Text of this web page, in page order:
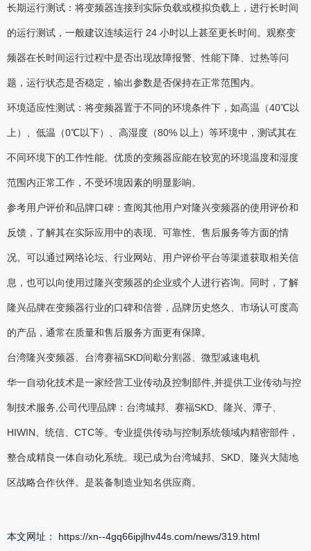
长期运行测试：将变频器连接到实际负载或模拟负载上，进行长时间
的运行测试，一般建议连续运行 24 小时以上甚至更长时间。观察变
频器在长时间运行过程中是否出现故障报警、性能下降、过热等问
题，运行状态是否稳定，输出参数是否保持在正常范围内。
环境适应性测试：将变频器置于不同的环境条件下，如高温（40℃以
上）、低温（0℃以下）、高湿度（80% 以上）等环境中，测试其在
不同环境下的工作性能。优质的变频器应能在较宽的环境温度和湿度
范围内正常工作，不受环境因素的明显影响。
参考用户评价和品牌口碑：查阅其他用户对隆兴变频器的使用评价和
反馈，了解其在实际应用中的表现、可靠性、售后服务等方面的情
况。可以通过网络论坛、行业网站、用户评价平台等渠道获取相关信
息，也可以向使用过隆兴变频器的企业或个人进行咨询。同时，了解
隆兴品牌在变频器行业的口碑和信誉，品牌历史悠久、市场认可度高
的产品，通常在质量和售后服务方面更有保障。
台湾隆兴变频器、台湾赛福SKD间歇分割器、微型减速电机
华一自动化技术是一家经营工业传动及控制部件,并提供工业传动与控
制技术服务,公司代理品牌：台湾城邦、赛福SKD、隆兴、潭子、
HIWIN、统信、CTC等。专业提供传动与控制系统领域内精密部件，
整合成精良一体自动化系统。现已成为台湾城邦、SKD、隆兴大陆地
区战略合作伙伴。是装备制造业知名供应商。
本文网址： https://xn--4gq66ipjlhv44s.com/news/319.html